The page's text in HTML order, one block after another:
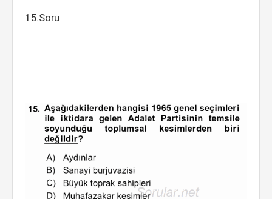
15.Soru